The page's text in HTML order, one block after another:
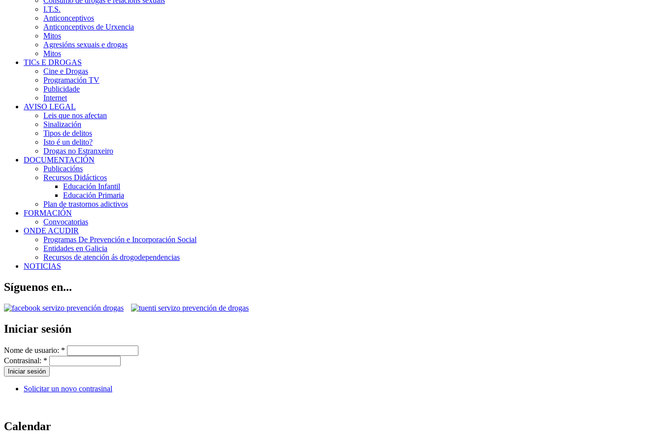
I.T.S.
Anticonceptivos
Anticonceptivos de Urxencia
Mitos
Agresións sexuais e drogas
Mitos
TICs E DROGAS
Cine e Drogas
Programación TV
Publicidade
Internet
AVISO LEGAL
Leis que nos afectan
Sinalización
Tipos de delitos
Isto é un delito?
Drogas no Estranxeiro
DOCUMENTACIÓN
Publicacións
Recursos Didácticos
Educación Infantil
Educación Primaria
Plan de trastornos adictivos
FORMACIÓN
Convocatorias
ONDE ACUDIR
Programas De Prevención e Incorporación Social
Entidades en Galicia
Recursos de atención ás drogodependencias
NOTICIAS
Síguenos en...
Iniciar sesión
Nome de usuario: *
Contrasinal: *
Solicitar un novo contrasinal
Calendar